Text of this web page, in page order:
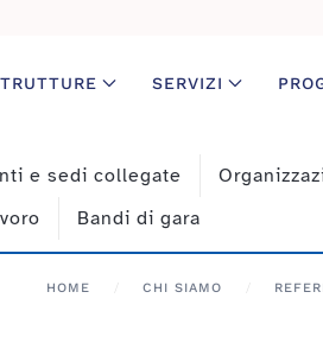
SERVIZI
e sedi collegate
Bandi di gara
HOME CHI SIAMO